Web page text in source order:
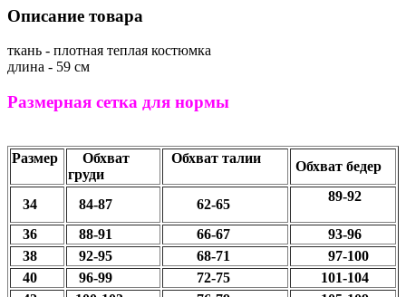
Описание товара
ткань - плотная теплая костюмка
длина - 59 см
Размерная сетка для нормы
Размер
Обхват
груди
Обхват талии
Обхват бедер
34 84-87 62-65
89-92
36 88-91 66-67
93-96
38
92-95 68-71
97-100
40
96-99 72-75
101-104